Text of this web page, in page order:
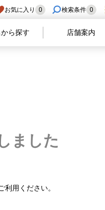
お気に入り 0 検索条件 0
ら探す 店舗案内
ました
用ください。